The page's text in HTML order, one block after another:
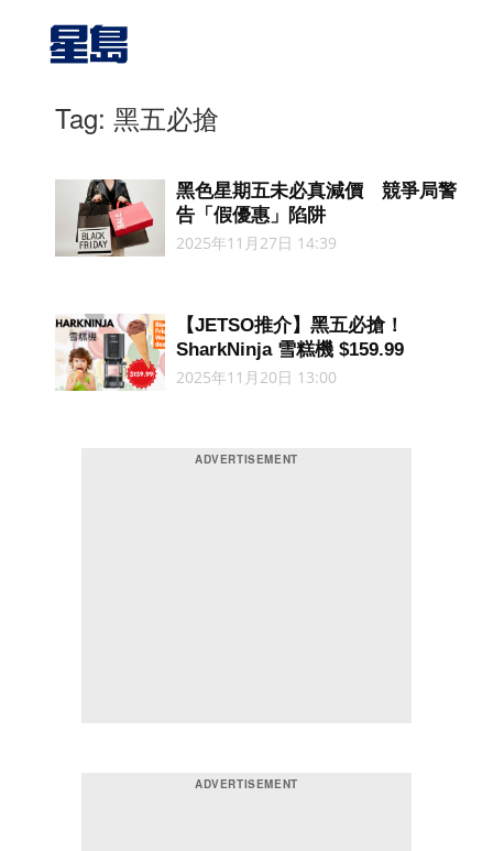
Tag: 黑五必搶
黑色星期五未必真減價 競爭局警
告「假優惠」陷阱
2025年11月27日 14:39
【JETSO推介】黑五必搶！
SharkNinja 雪糕機 $159.99
2025年11月20日 13:00